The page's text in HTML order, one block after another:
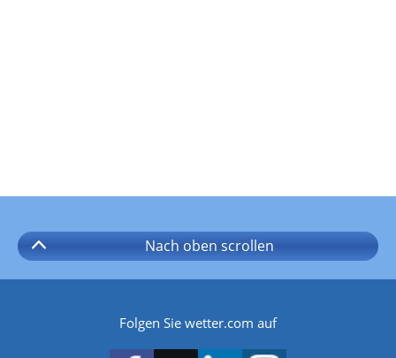
Nach oben scrollen
Folgen Sie wetter.com auf